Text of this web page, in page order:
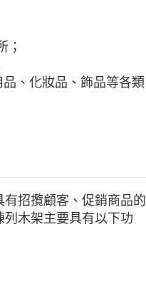
；
、化妝品、飾品等各類
招攬顧客、促銷商品的
木架主要具有以下功